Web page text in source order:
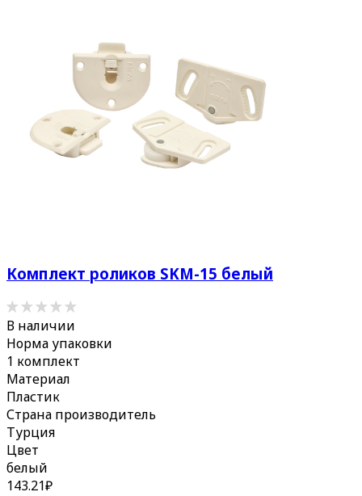
Комплект роликов SKM-15 белый
В наличии
Норма упаковки
1 комплект
Материал
Пластик
Страна производитель
Турция
Цвет
белый
143.21₽